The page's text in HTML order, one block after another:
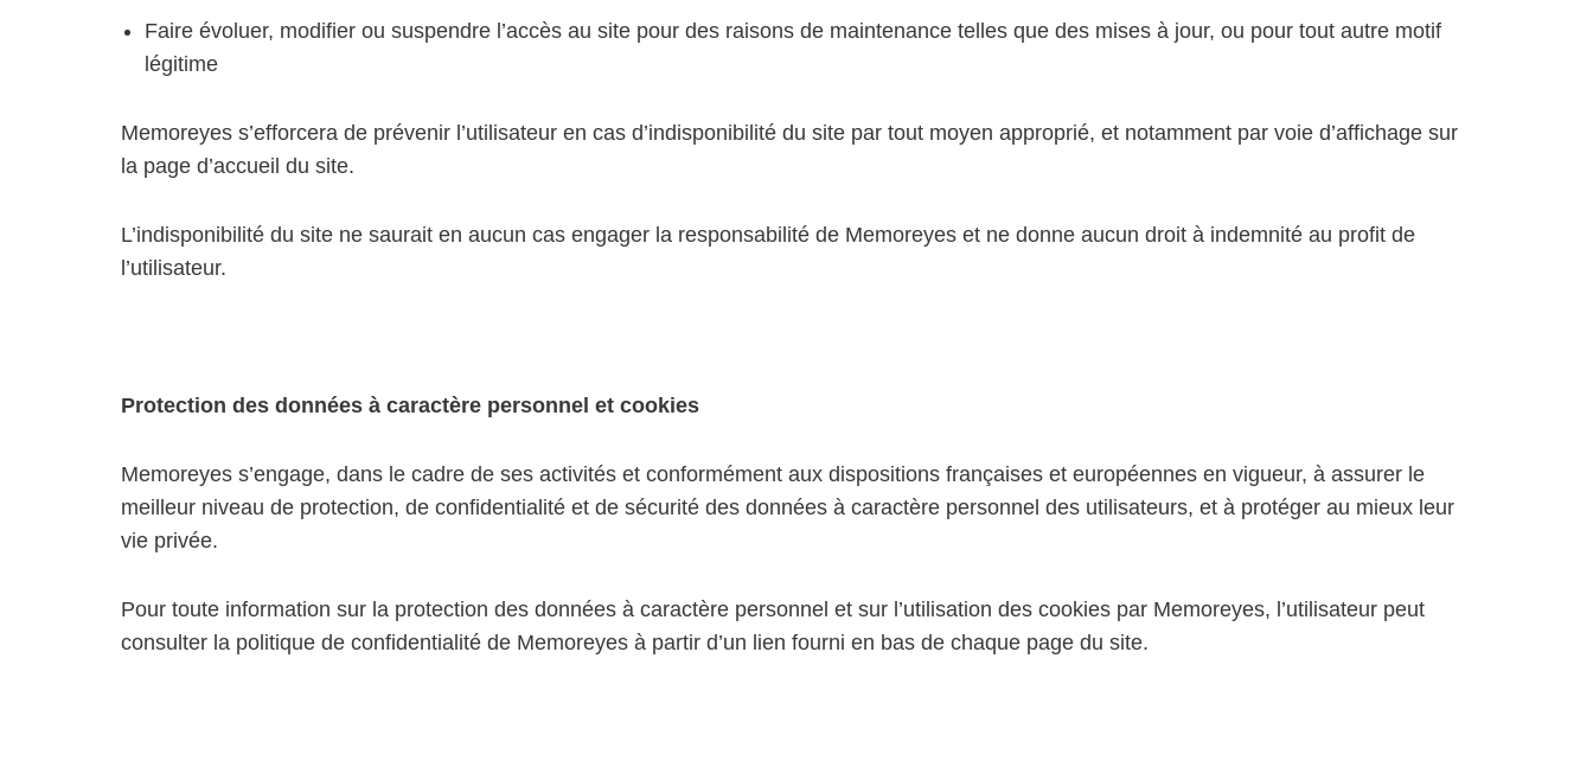
Faire évoluer, modifier ou suspendre l’accès au site pour des raisons de maintenance telles que des mises à jour, ou pour tout autre motif
légitime
Memoreyes s’efforcera de prévenir l’utilisateur en cas d’indisponibilité du site par tout moyen approprié, et notamment par voie d’affichage sur
la page d’accueil du site.
L’indisponibilité du site ne saurait en aucun cas engager la responsabilité de Memoreyes et ne donne aucun droit à indemnité au profit de
l’utilisateur.
Protection des données à caractère personnel et cookies
Memoreyes s’engage, dans le cadre de ses activités et conformément aux dispositions françaises et européennes en vigueur, à assurer le
meilleur niveau de protection, de confidentialité et de sécurité des données à caractère personnel des utilisateurs, et à protéger au mieux leur
vie privée.
Pour toute information sur la protection des données à caractère personnel et sur l’utilisation des cookies par Memoreyes, l’utilisateur peut
consulter la politique de confidentialité de Memoreyes à partir d’un lien fourni en bas de chaque page du site.